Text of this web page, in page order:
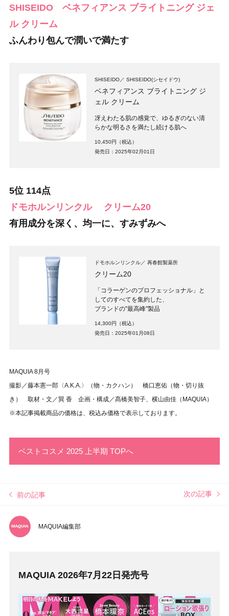
SHISEIDO ベネフィアンス ブライトニング ジェ
ル クリーム
ふんわり包んで潤いで満たす
SHISEIDO SHISEIDO(シセイドウ)
ベネフィアンス ブライトニング ジ
ェル クリーム
冴えわたる肌の感覚で、ゆるぎのない清
らかな明るさを満たし続ける肌へ
10,450円（税込）
発売日：2025年02月01日
5位 114点
ドモホルンリンクル
クリーム20
有用成分を深く、均一に、すみずみへ
ドモホルンリンクル 再春館製薬所
クリーム20
「コラーゲンのプロフェッショナル」と
してのすべてを集約した、
ブランドの"最高峰"製品
14,300円（税込）
発売日：2025年01月08日
MAQUIA 8月号
撮影／藤本憲一郎〈A.K.A.〉（物・カクハン） 橋口恵佑（物・切り抜
き） 取材・文／巽 香 企画・構成／髙橋美智子、横山由佳（MAQUIA）
※本記事掲載商品の価格は、税込み価格で表示しております。
ベストコスメ 2025 上半期 TOPへ
前の記事 次の記事
MAQUIA編集部
MAQUIA 2026年7月22日発売号